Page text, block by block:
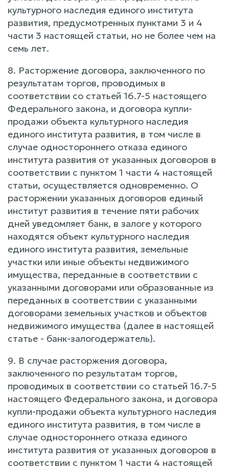
культурного наследия единого института
развития, предусмотренных пунктами 3 и 4
части 3 настоящей статьи, но не более чем на
семь лет.
8. Расторжение договора, заключенного по
результатам торгов, проводимых в
соответствии со статьей 16.7-5 настоящего
Федерального закона, и договора купли-
продажи объекта культурного наследия
единого института развития, в том числе в
случае одностороннего отказа единого
института развития от указанных договоров в
соответствии с пунктом 1 части 4 настоящей
статьи, осуществляется одновременно. О
расторжении указанных договоров единый
институт развития в течение пяти рабочих
дней уведомляет банк, в залоге у которого
находятся объект культурного наследия
единого института развития, земельные
участки или иные объекты недвижимого
имущества, переданные в соответствии с
указанными договорами или образованные из
переданных в соответствии с указанными
договорами земельных участков и объектов
недвижимого имущества (далее в настоящей
статье - банк-залогодержатель).
9. В случае расторжения договора,
заключенного по результатам торгов,
проводимых в соответствии со статьей 16.7-5
настоящего Федерального закона, и договора
купли-продажи объекта культурного наследия
единого института развития, в том числе в
случае одностороннего отказа единого
института развития от указанных договоров в
соответствии с пунктом 1 части 4 настоящей